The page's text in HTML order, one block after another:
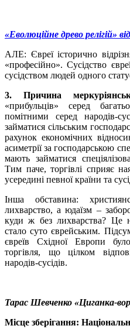
«Еволюційне древо релігій»
АЛЕ: Євреї історично
«професійно». Сусідство
сусідством людей одного
3. Причина
«прибульців» серед
помітними серед народів-
займатися сільським
рахунок економічних
асиметрії за господарською
мають займатися
Тим паче, торгівлі сприяє
усередині певної країни та
Інша обставина:
лихварство, а юдаїзм –
куди ж без лихварства? Це
стало суто єврейським.
євреїв Східної Европи
торгівля, що цілком
народів-сусідів.
Тарас Шевченко «Циганка-
Місце зберігання: